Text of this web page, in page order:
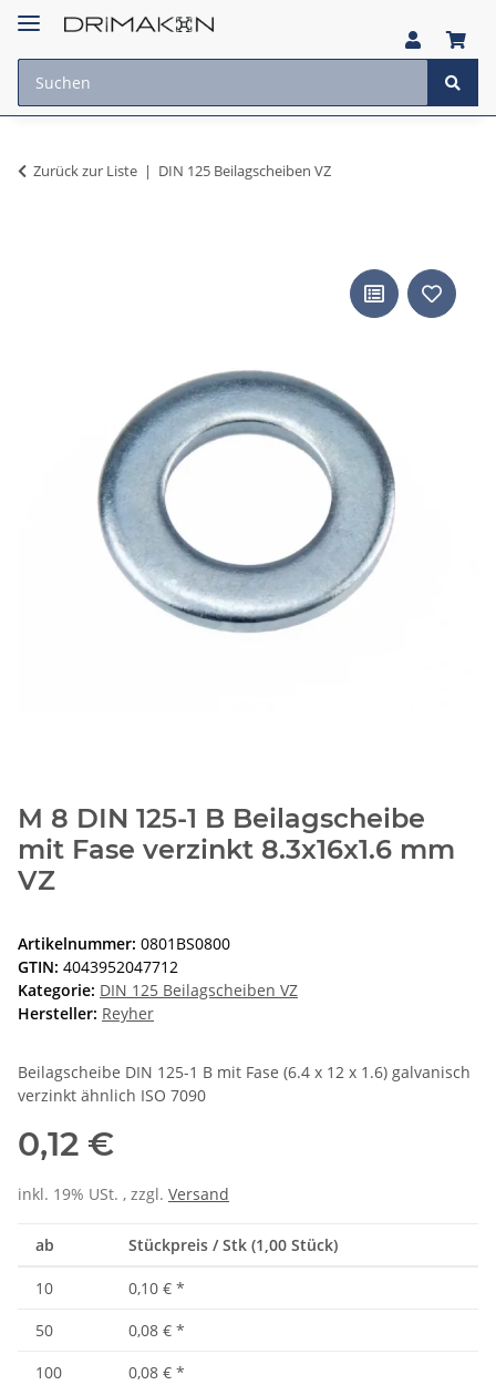
Zurück zur Liste DIN 125 Beilagscheiben VZ
M 8 DIN 125-1 B Beilagscheibe
mit Fase verzinkt 8.3x16x1.6 mm
VZ
Artikelnummer: 0801BS0800
GTIN: 4043952047712
Kategorie: DIN 125 Beilagscheiben VZ
Hersteller: Reyher
Beilagscheibe DIN 125-1 B mit Fase (6.4 x 12 x 1.6) galvanisch
verzinkt ähnlich ISO 7090
0,12 €
inkl. 19% USt. , zzgl. Versand
ab Stückpreis / Stk (1,00 Stück)
10 0,10 € *
50
0,08 € *
100
0,08 € *